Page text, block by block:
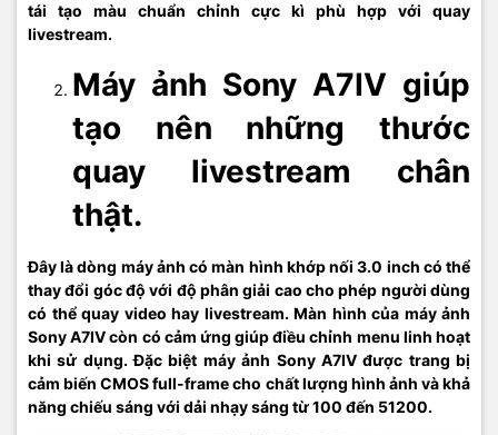
tái tạo màu chuẩn chỉnh cực kì phù hợp với quay
livestream.
Máy ảnh Sony A7IV giúp
tạo nên những thước
quay livestream chân
thật.
Đây là dòng máy ảnh có màn hình khớp nối 3.0 inch có thể
thay đổi góc độ với độ phân giải cao cho phép người dùng
có thể quay video hay livestream. Màn hình của máy ảnh
Sony A7IV còn có cảm ứng giúp điều chỉnh menu linh hoạt
khi sử dụng. Đặc biệt máy ảnh Sony A7IV được trang bị
cảm biến CMOS full-frame cho chất lượng hình ảnh và khả
năng chiếu sáng với dải nhạy sáng từ 100 đến 51200.